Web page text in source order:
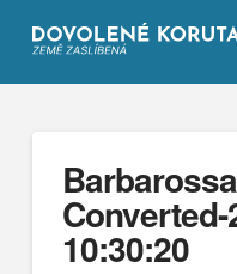
Converted-
10:30:20